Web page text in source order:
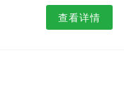
查看详情